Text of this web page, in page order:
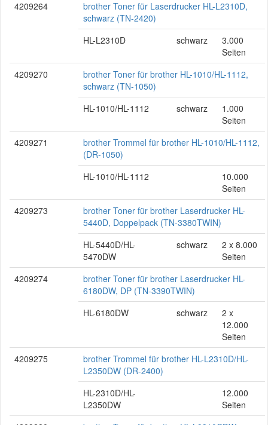
4209264
brother Toner für Laserdrucker HL-L2310D,
schwarz (TN-2420)
HL-L2310D
schwarz
3.000
Seiten
4209270
brother Toner für brother HL-1010/HL-1112,
schwarz (TN-1050)
HL-1010/HL-1112
schwarz
1.000
Seiten
4209271
brother Trommel für brother HL-1010/HL-1112,
(DR-1050)
HL-1010/HL-1112
10.000
Seiten
4209273
brother Toner für brother Laserdrucker HL-
5440D, Doppelpack (TN-3380TWIN)
HL-5440D/HL-
5470DW
schwarz
2 x 8.000
Seiten
4209274
brother Toner für brother Laserdrucker HL-
6180DW, DP (TN-3390TWIN)
HL-6180DW
schwarz
2 x
12.000
Seiten
4209275
brother Trommel für brother HL-L2310D/HL-
L2350DW (DR-2400)
HL-2310D/HL-
L2350DW
12.000
Seiten